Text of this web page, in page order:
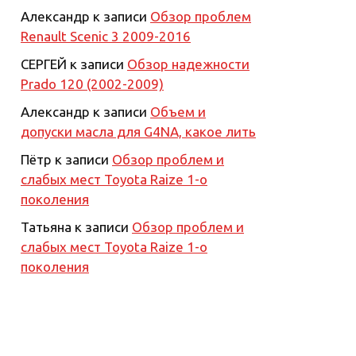
Александр к записи Обзор проблем
Renault Scenic 3 2009-2016
СЕРГЕЙ к записи Обзор надежности
Prado 120 (2002-2009)
Александр к записи Объем и
допуски масла для G4NA, какое лить
Пётр к записи Обзор проблем и
слабых мест Toyota Raize 1-о
поколения
Татьяна к записи Обзор проблем и
слабых мест Toyota Raize 1-о
поколения